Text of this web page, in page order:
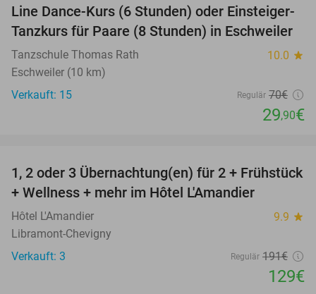
57%
Line Dance-Kurs (6 Stunden) oder Einsteiger-
Tanzkurs für Paare (8 Stunden) in Eschweiler
Tanzschule Thomas Rath 10.0 star
Eschweiler (10 km)
Verkauft: 15
Regulär 70€
29,90€
32%
TODAY
1, 2 oder 3 Übernachtung(en) für 2 + Frühstück
+ Wellness + mehr im Hôtel L'Amandier
Hôtel L'Amandier 9.9 star
Libramont-Chevigny
Verkauft: 3
Regulär 191€
129€